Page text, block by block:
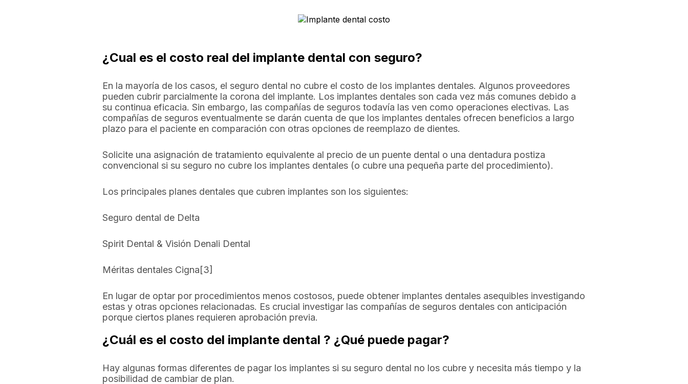
¿Cual es el costo real del implante dental con seguro?
En la mayoría de los casos, el seguro dental no cubre el costo de los implantes dentales. Algunos proveedores
pueden cubrir parcialmente la corona del implante. Los implantes dentales son cada vez más comunes debido a
su continua eficacia. Sin embargo, las compañías de seguros todavía las ven como operaciones electivas. Las
compañías de seguros eventualmente se darán cuenta de que los implantes dentales ofrecen beneficios a largo
plazo para el paciente en comparación con otras opciones de reemplazo de dientes.
Solicite una asignación de tratamiento equivalente al precio de un puente dental o una dentadura postiza
convencional si su seguro no cubre los implantes dentales (o cubre una pequeña parte del procedimiento).
Los principales planes dentales que cubren implantes son los siguientes:
Seguro dental de Delta
Spirit Dental & Visión Denali Dental
Méritas dentales Cigna[3]
En lugar de optar por procedimientos menos costosos, puede obtener implantes dentales asequibles investigando
estas y otras opciones relacionadas. Es crucial investigar las compañías de seguros dentales con anticipación
porque ciertos planes requieren aprobación previa.
¿Cuál es el costo del implante dental ? ¿Qué puede pagar?
Hay algunas formas diferentes de pagar los implantes si su seguro dental no los cubre y necesita más tiempo y la
posibilidad de cambiar de plan.